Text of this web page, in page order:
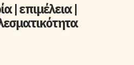
| επιμέλεια |